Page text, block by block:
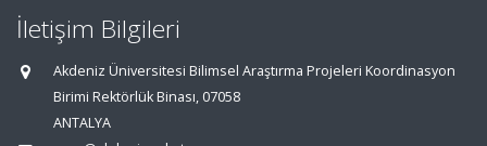
İletişim Bilgileri
Akdeniz Üniversitesi Bilimsel Araştırma Projeleri Koordinasyon
Birimi Rektörlük Binası, 07058
ANTALYA